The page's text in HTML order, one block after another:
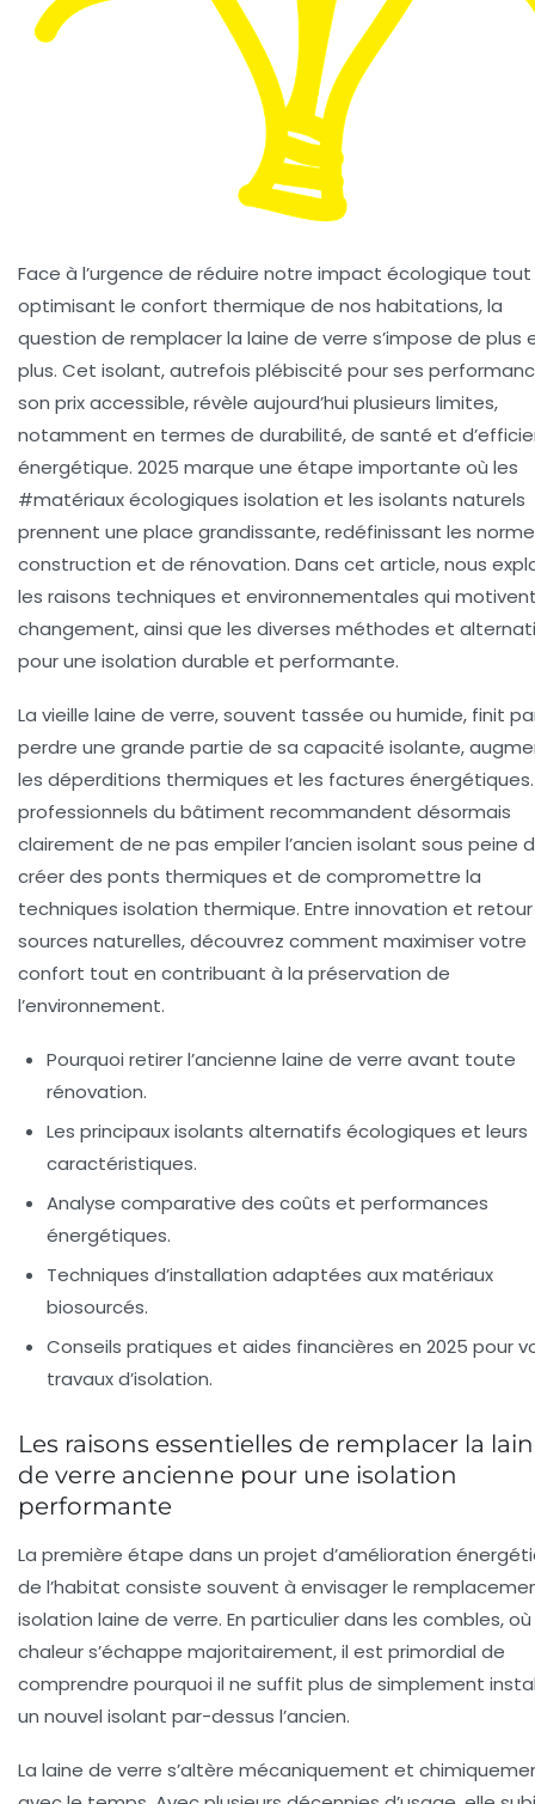
Face à l’urgence de réduire notre impact écologique
optimisant le confort thermique de nos habitations, la
question de remplacer la laine de verre s’impose de plus
plus. Cet isolant, autrefois plébiscité pour ses
son prix accessible, révèle aujourd’hui plusieurs limites,
notamment en termes de durabilité, de santé et
énergétique. 2025 marque une étape importante où les
#matériaux écologiques isolation et les isolants naturels
prennent une place grandissante, redéfinissant les
construction et de rénovation. Dans cet article, nous
les raisons techniques et environnementales qui
changement, ainsi que les diverses méthodes et
pour une isolation durable et performante.
La vieille laine de verre, souvent tassée ou humide, finit
perdre une grande partie de sa capacité isolante,
les déperditions thermiques et les factures énergétiques.
professionnels du bâtiment recommandent désormais
clairement de ne pas empiler l’ancien isolant sous peine
créer des ponts thermiques et de compromettre la
techniques isolation thermique. Entre innovation et
sources naturelles, découvrez comment maximiser votre
confort tout en contribuant à la préservation de
l’environnement.
Pourquoi retirer l’ancienne laine de verre avant toute
rénovation.
Les principauxisolants alternatifs écologiques et leurs
caractéristiques.
Analyse comparative des coûts et performances
énergétiques.
Techniques d’installation adaptées aux matériaux
biosourcés.
Conseils pratiques et aides financières en 2025 pour
travaux d’isolation.
Les raisons essentielles de remplacer la
de verre ancienne pour une isolation
performante
La première étape dans un projet d’amélioration
de l’habitat consiste souvent à envisager le
isolation laine de verre. En particulier dans les combles,
chaleur s’échappe majoritairement, il est primordial de
comprendre pourquoi il ne suffit plus de simplement
un nouvel isolant par-dessus l’ancien.
La laine de verre s’altère mécaniquement et